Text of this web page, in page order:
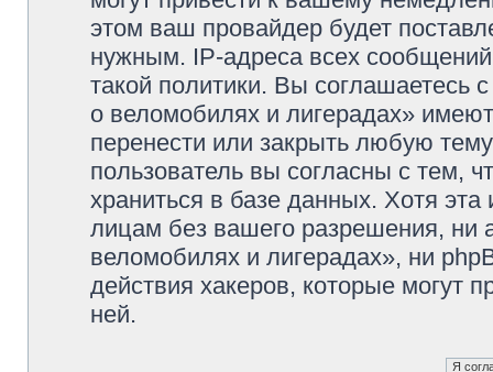
этом ваш провайдер будет
нужным. IP-адреса всех
такой политики. Вы
о веломобилях и лигерадах»
перенести или закрыть любую
пользователь вы согласны с тем,
храниться в базе данных. Хотя
лицам без вашего разрешения, ни
веломобилях и лигерадах», ни
действия хакеров, которые могут
ней.